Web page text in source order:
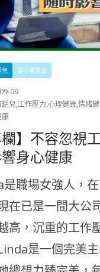
兒 身心靈健康
09
話兒,工作壓力,心理健康,情緒
康
欄】不容忽視
身心健康
是職場女強人，
在已是一間大公
高，沉重的工作
是一個完美